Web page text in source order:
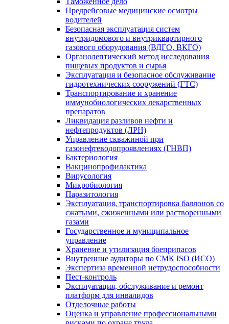
Предрейсовые медицинские осмотры
водителей
Безопасная эксплуатация систем
внутридомового и внутриквартирного
газового оборудования (ВДГО, ВКГО)
Органолептический метод исследования
пищевых продуктов и сырья
Эксплуатация и безопасное обслуживание
гидротехнических сооружений (ГТС)
Транспортирование и хранение
иммунобиологических лекарственных
препаратов
Ликвидация разливов нефти и
нефтепродуктов (ЛРН)
Управление скважиной при
газонефтеводопроявлениях (ГНВП)
Бактериология
Вакцинопрофилактика
Вирусология
Микробиология
Паразитология
Эксплуатация, транспортировка баллонов со
сжатыми, сжиженными или растворенными
газами
Государственное и муниципальное
управление
Хранение и утилизация боеприпасов
Внутренние аудиторы по СМК ISO (ИСО)
Экспертиза временной нетрудоспособности
Пест-контроль
Эксплуатация, обслуживание и ремонт
платформ для инвалидов
Отделочные работы
Оценка и управление профессиональными